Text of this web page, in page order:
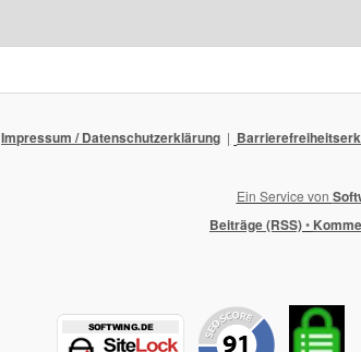
Impressum / Datenschutzerklärung
Ein Service von
Beiträge (RSS)•